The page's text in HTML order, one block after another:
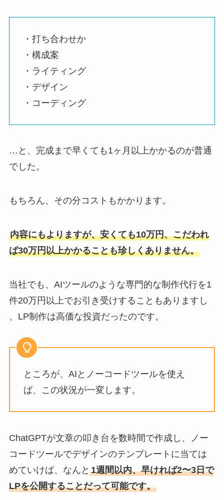
・打ち合わせか
・構成案
・ライティング
・デザイン
・コーディング
…と、完成まで早くても1ヶ月以上かかるのが普通
でした。
もちろん、その分コストもかかります。
内容にもよりますが、安くても10万円、こだわれ
ば30万円以上かかることも珍しくありません。
当社でも、AIツールのような専門的な制作代行を1
件20万円以上でお引き受けすることもありますし
、LP制作は高価な投資だったのです。
ところが、AIとノーコードツールを使え
ば、この状況が一変します。
ChatGPTが文章の叩き台を数時間で作成し、ノー
コードツールでデザインのテンプレートに当ては
めていけば、なんと 1週間以内、早ければ2〜3日で
LPを公開することだって可能です。